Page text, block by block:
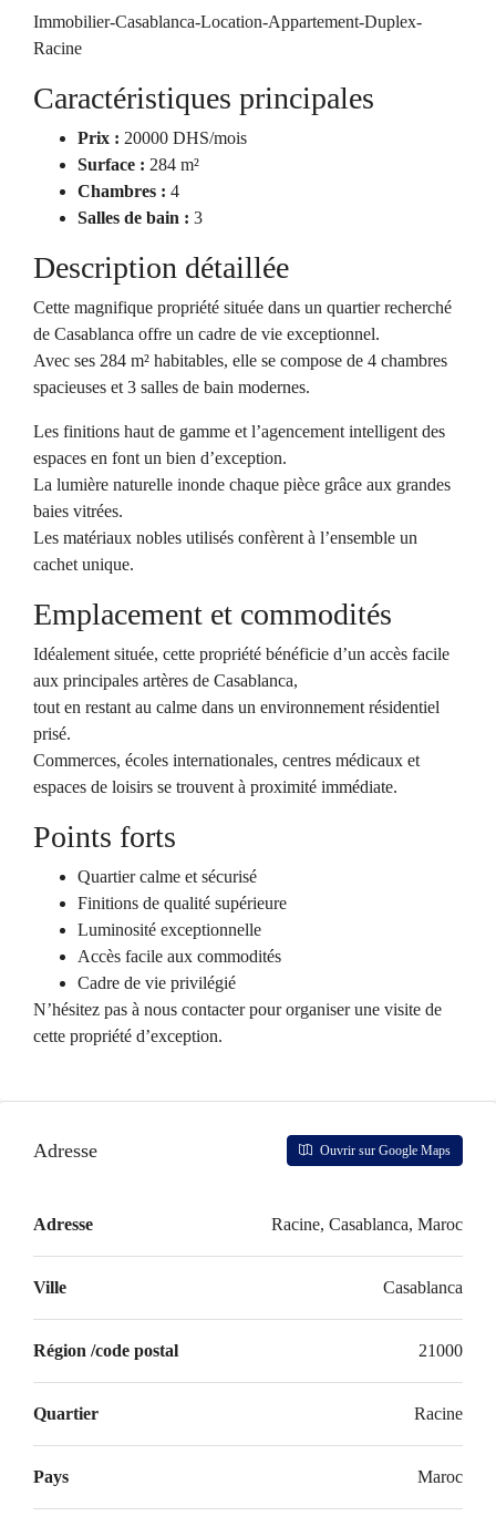
Immobilier-Casablanca-Location-Appartement-Duplex-
Racine
Caractéristiques principales
Prix : 20000 DHS/mois
Surface : 284 m²
Chambres : 4
Salles de bain : 3
Description détaillée
Cette magnifique propriété située dans un quartier recherché
de Casablanca offre un cadre de vie exceptionnel.
Avec ses 284 m² habitables, elle se compose de 4 chambres
spacieuses et 3 salles de bain modernes.
Les finitions haut de gamme et l’agencement intelligent des
espaces en font un bien d’exception.
La lumière naturelle inonde chaque pièce grâce aux grandes
baies vitrées.
Les matériaux nobles utilisés confèrent à l’ensemble un
cachet unique.
Emplacement et commodités
Idéalement située, cette propriété bénéficie d’un accès facile
aux principales artères de Casablanca,
tout en restant au calme dans un environnement résidentiel
prisé.
Commerces, écoles internationales, centres médicaux et
espaces de loisirs se trouvent à proximité immédiate.
Points forts
Quartier calme et sécurisé
Finitions de qualité supérieure
Luminosité exceptionnelle
Accès facile aux commodités
Cadre de vie privilégié
N’hésitez pas à nous contacter pour organiser une visite de
cette propriété d’exception.
Adresse Ouvrir sur Google Maps
Adresse Racine, Casablanca, Maroc
Ville Casablanca
Région /code postal 21000
Quartier Racine
Pays Maroc